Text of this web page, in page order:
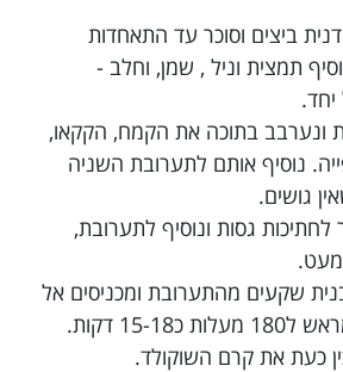
ביצים וסוכר עד התאחדות
תמצית וניל , שמן, וחלב -
ונערבב בתוכה את הקמח, הקקאו,
נוסיף אותם לתערובת השניה
גושים.
גסות ונוסיף לתערובת,
מעט.
שקעים מהתערובת ומכניסים אל
18 דקות.
כעת את קרם השוקולד.